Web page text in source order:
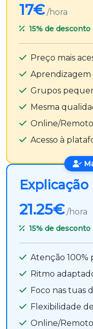
17€ /hora
15% de desconto
Preço mais
Aprendizagem
Grupos
Mesma
Online/Remoto
Acesso à
21.25€ /hora
15% de desconto
Atenção 100%
Ritmo
Foco nas tuas
Flexibilidade
Online/Remoto